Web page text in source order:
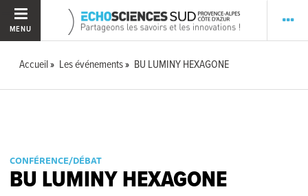
MENU
Accueil Les événements BU LUMINY HEXAGONE
CONFÉRENCE/DÉBAT
BU LUMINY HEXAGONE